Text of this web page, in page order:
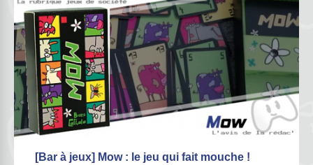
[Bar à jeux] Mow : le jeu qui fait mouche !